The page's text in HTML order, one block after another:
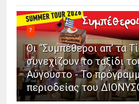
7
Οι “Συμπέθεροι απ’ τα
συνεχίζουν το ταξίδι
Αύγουστο - Το
περιοδείας του